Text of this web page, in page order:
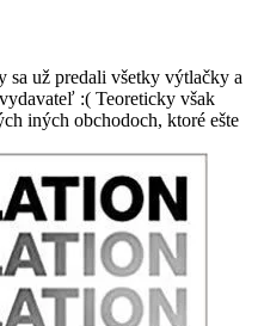
sa už predali všetky výtlačky a
:( Teoreticky však
iných obchodoch, ktoré ešte